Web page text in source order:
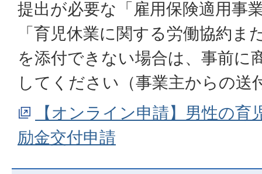
提出が必要な「雇用保険適用事
「育児休業に関する労働協約ま
を添付できない場合は、事前に
してください（事業主からの送
【オンライン申請】男性の育
励金交付申請